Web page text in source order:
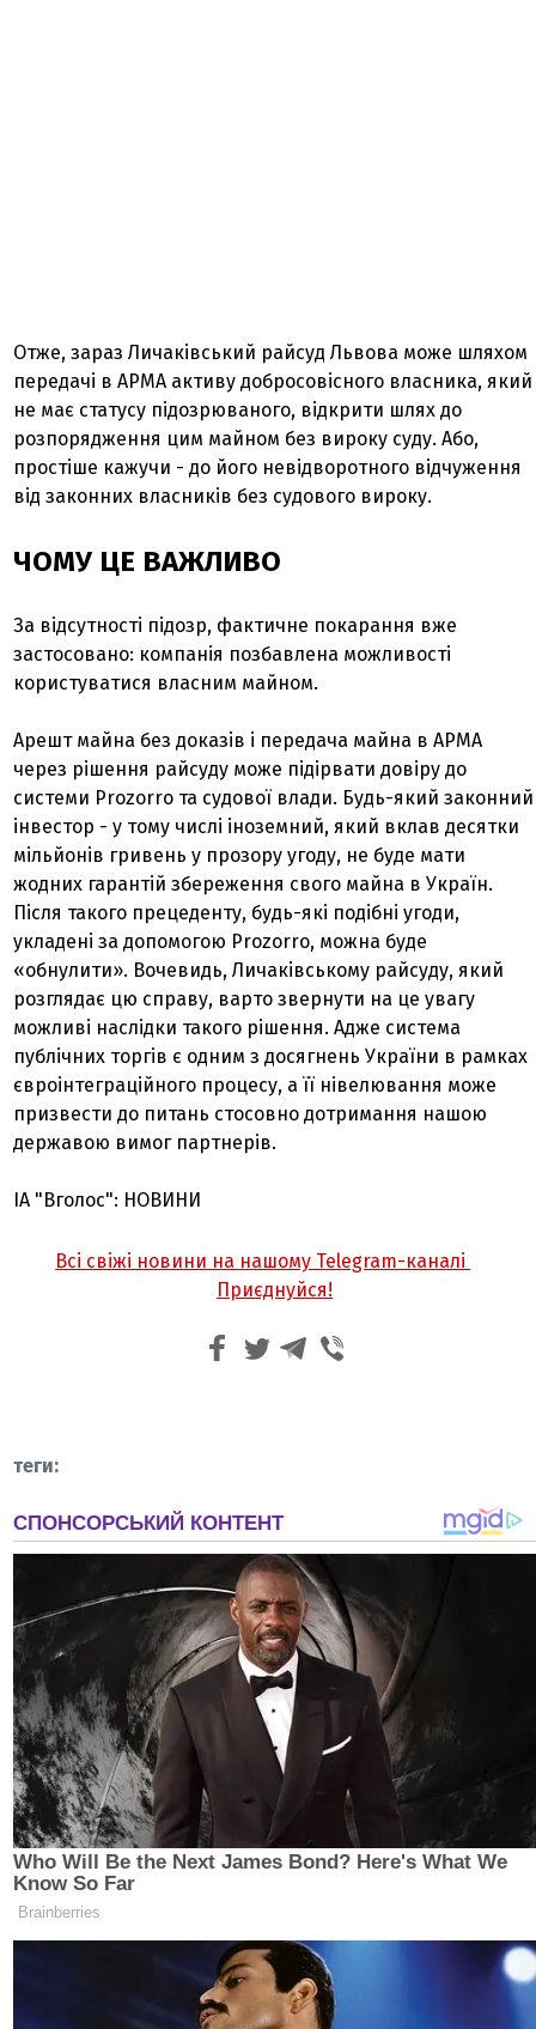
Отже, зараз Личаківський райсуд Львова може шляхом
передачі в АРМА активу добросовісного власника, який
не має статусу підозрюваного, відкрити шлях до
розпорядження цим майном без вироку суду. Або,
простіше кажучи - до його невідворотного відчуження
від законних власників без судового вироку.
ЧОМУ ЦЕ ВАЖЛИВО
За відсутності підозр, фактичне покарання вже
застосовано: компанія позбавлена можливості
користуватися власним майном.
Арешт майна без доказів і передача майна в АРМА
через рішення райсуду може підірвати довіру до
системи Prozorro та судової влади. Будь-який законний
інвестор - у тому числі іноземний, який вклав десятки
мільйонів гривень у прозору угоду, не буде мати
жодних гарантій збереження свого майна в Україн.
Після такого прецеденту, будь-які подібні угоди,
укладені за допомогою Prozorro, можна буде
«обнулити». Вочевидь, Личаківському райсуду, який
розглядає цю справу, варто звернути на це увагу
можливі наслідки такого рішення. Адже система
публічних торгів є одним з досягнень України в рамках
євроінтеграційного процесу, а її нівелювання може
призвести до питань стосовно дотримання нашою
державою вимог партнерів.
ІА "Вголос": НОВИНИ
Всі свіжі новини на нашому Telegram-каналі
Приєднуйся!